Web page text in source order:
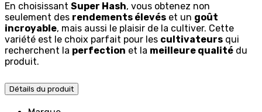
En choisissant Super Hash, vous obtenez non
seulement des rendements élevés et un goût
incroyable, mais aussi le plaisir de la cultiver. Cette
variété est le choix parfait pour les cultivateurs qui
recherchent la perfection et la meilleure qualité du
produit.
Détails du produit